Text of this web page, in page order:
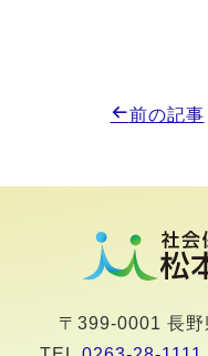
前の記事
〒399-0001 長